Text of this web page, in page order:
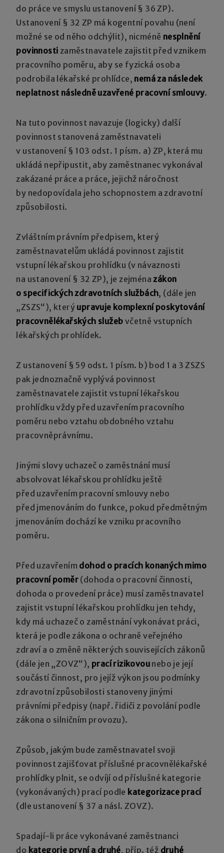
do práce ve smyslu ustanovení § 36 ZP).
Ustanovení § 32 ZP má kogentní povahu (není
možné se od něho odchýlit), nicméně nesplnění
povinnosti zaměstnavatele zajistit před vznikem
pracovního poměru, aby se fyzická osoba
podrobila lékařské prohlídce, nemá za následek
neplatnost následně uzavřené pracovní smlouvy.
Na tuto povinnost navazuje (logicky) další
povinnost stanovená zaměstnavateli
v ustanovení § 103 odst. 1 písm. a) ZP, která mu
ukládá nepřipustit, aby zaměstnanec vykonával
zakázané práce a práce, jejichž náročnost
by nedopovídala jeho schopnostem a zdravotní
způsobilosti.
Zvláštním právním předpisem, který
zaměstnavatelům ukládá povinnost zajistit
vstupní lékařskou prohlídku (v návaznosti
na ustanovení § 32 ZP), je zejménazákon
o specifických zdravotních službách, (dále jen
„ZSZS“), který upravuje komplexní poskytování
pracovnělékařských služeb včetně vstupních
lékařských prohlídek.
Z ustanovení § 59 odst. 1 písm. b) bod 1 a 3 ZSZS
pak jednoznačně vyplývá povinnost
zaměstnavatele zajistit vstupní lékařskou
prohlídku vždy před uzavřením pracovního
poměru nebo vztahu obdobného vztahu
pracovněprávnímu.
Jinými slovy uchazeč o zaměstnání musí
absolvovat lékařskou prohlídku ještě
před uzavřením pracovní smlouvy nebo
před jmenováním do funkce, pokud předmětným
jmenováním dochází ke vzniku pracovního
poměru.
Před uzavřením dohod o pracích konaných mimo
pracovní poměr (dohoda o pracovní činnosti,
dohoda o provedení práce) musí zaměstnavatel
zajistit vstupní lékařskou prohlídku jen tehdy,
kdy má uchazeč o zaměstnání vykonávat práci,
která je podle zákona o ochraně veřejného
zdraví a o změně některých souvisejících zákonů
(dále jen „ZOVZ“), prací rizikovou nebo je její
součástí činnost, pro jejíž výkon jsou podmínky
zdravotní způsobilosti stanoveny jinými
právními předpisy (např. řidiči z povolání podle
zákona o silničním provozu).
Způsob, jakým bude zaměstnavatel svoji
povinnost zajišťovat příslušné pracovnělékařské
prohlídky plnit, se odvíjí od příslušné kategorie
(vykonávaných) prací podle kategorizace prací
(dle ustanovení § 37 a násl. ZOVZ).
Spadají-li práce vykonávané zaměstnanci
do kategorie první a druhé, příp. též druhé